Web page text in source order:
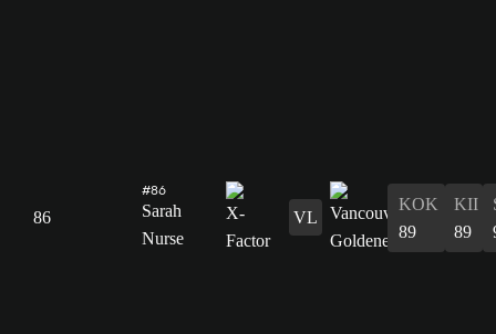
86
#86
Sarah
Nurse
VL
KOK
89
KII
89